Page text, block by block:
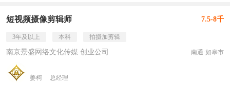
短视频摄像剪辑师 7.5-8千
3年及以上 本科 拍摄加剪辑
南京景盛网络文化传媒 创业公司 南通·如皋市
姜柯 总经理